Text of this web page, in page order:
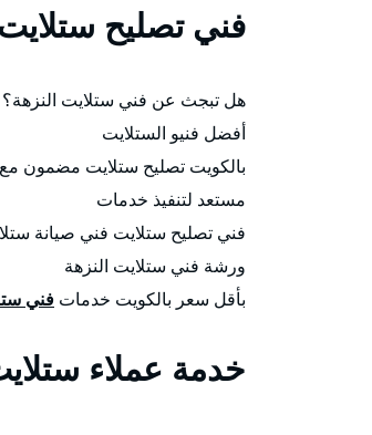
فني تصليح ستلايت
هل تبجث عن فني ستلايت النزهة؟
أفضل فنيو الستلايت
مستعد لتنفيذ خدمات
فني تصليح ستلايت فني صيانة
ورشة فني ستلايت النزهة
بأقل سعر بالكويت خدمات فني
خدمة عملاء